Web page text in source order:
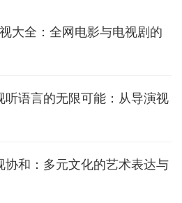
大全：全网电影与电视剧的
语言的无限可能：从导演视
和：多元文化的艺术表达与